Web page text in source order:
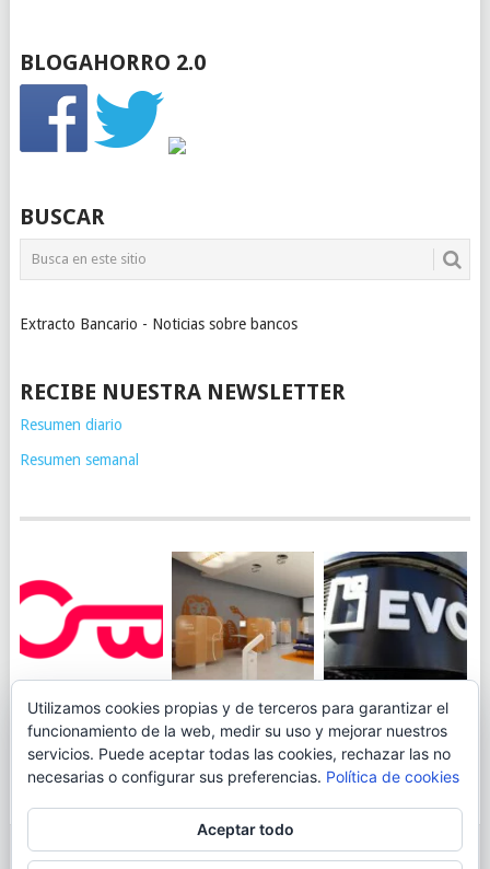
BLOGAHORRO 2.0
BUSCAR
Extracto Bancario - Noticias sobre bancos
RECIBE NUESTRA NEWSLETTER
Resumen diario
Resumen semanal
JUEGA AL
CANICÓDROMO
DIGITAL DE
OPENBANK
ING TOCA SUELO EN
LA RENTABILIDAD
DE SU CUENTA
NARANJA: 0,01% TAE
EVO BANK
PERMITIRÁ
INGRESAR DINERO
DESDE LAS OFICINAS
© 2026BLOGAHORRO.
Utilizamos cookies propias y de terceros para garantizar el
funcionamiento de la web, medir su uso y mejorar nuestros
servicios. Puede aceptar todas las cookies, rechazar las no
necesarias o configurar sus preferencias. Política de cookies
Aceptar todo